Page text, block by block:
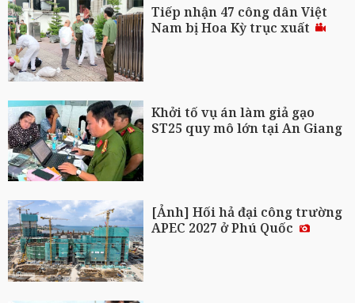
Tiếp nhận 47 công dân Việt
Nam bị Hoa Kỳ trục xuất
Khởi tố vụ án làm giả gạo
ST25 quy mô lớn tại An Giang
[Ảnh] Hối hả đại công trường
APEC 2027 ở Phú Quốc